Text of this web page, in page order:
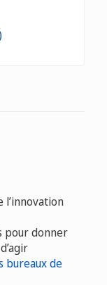
l’innovation
pour donner
bureaux de